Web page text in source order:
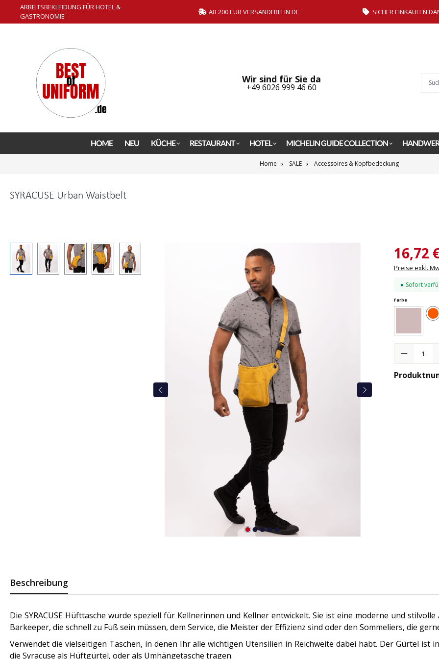
Zur Hauptnavigation springen
ARBEITSBEKLEIDUNG FÜR HOTEL &
GASTRONOMIE
AB 200 EUR VERSANDFREI IN DE SICHER EINKAUFEN
Wir sind für Sie da
+49 6026 999 46 60
HOME NEU KÜCHE RESTAURANT HOTEL MICHELIN GUIDE COLLECTION
Home SALE Accessoires & Kopfbedeckung
SYRACUSE Urban Waistbelt
Bildergalerie überspringen 16,72
Preise exkl.
Sofort
Farbeauswählen
Produkt
Beschreibung
Die SYRACUSE Hüfttasche wurde speziell für Kellnerinnen und Kellner entwickelt. Sie ist eine moderne und
Barkeeper, die schnell zu Fuß sein müssen, dem Service, die Meister der Effizienz sind oder den Sommeliers, die
Verwendet die vielseitigen Taschen, in denen Ihr alle wichtigen Utensilien in Reichweite dabei habt. Der Gürtel ist
die Syracuse als Hüftgürtel, oder als Umhängetasche tragen.